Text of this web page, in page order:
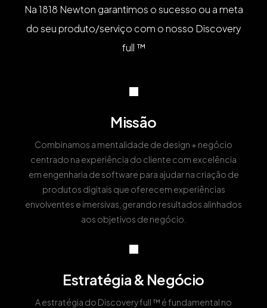
Na 1818 Newton garantimos o sucesso ou a meta
do seu produto/serviço com o nosso Discovery
full ™
Missão
Combinamos a mentalidade de design + negócio
centrado na experiência do cliente com excelência
em engenharia de software para ajudar na criação de
produtos digitais que oferecem experiências
envolventes e imersivas, gerando resultados alinhados
aos objetivos de negócio.
Estratégia & Negócio
A estratégia do Discovery full ™ é fundamental no